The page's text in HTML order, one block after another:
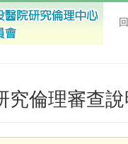
究倫理審查